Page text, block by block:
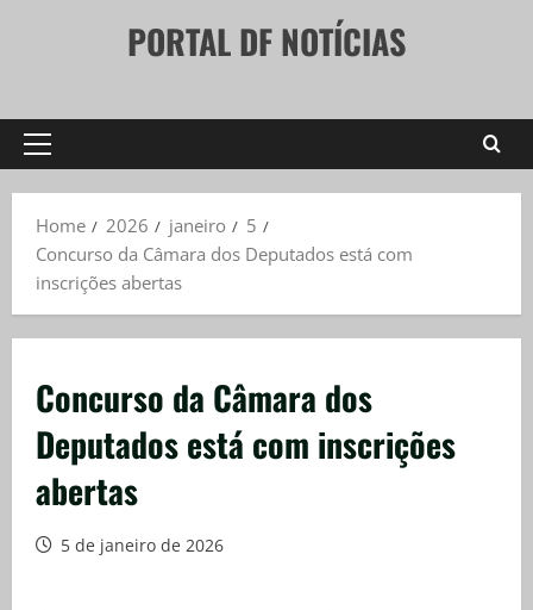
PORTAL DF NOTÍCIAS
Primary
Home
2026 janeiro
5
Concurso da Câmara dos Deputados está com
inscrições abertas
Concurso da Câmara dos
Deputados está com inscrições
abertas
5 de janeiro de 2026